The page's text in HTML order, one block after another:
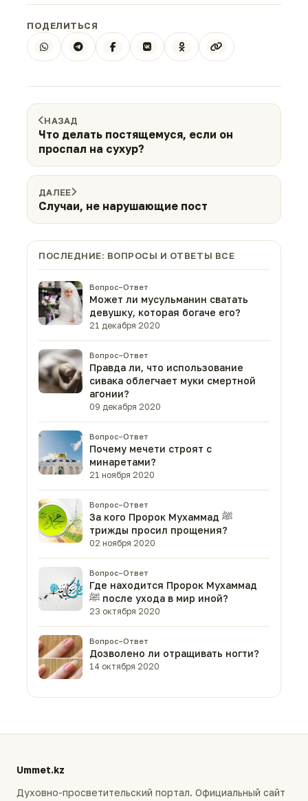
ПОДЕЛИТЬСЯ
НАЗАД
Что делать постящемуся, если он
проспал на сухур?
ДАЛЕЕ
Случаи, не нарушающие пост
ПОСЛЕДНИЕ: ВОПРОСЫ И ОТВЕТЫ ВСЕ
Вопрос–Ответ
Может ли мусульманин сватать
девушку, которая богаче его?
21 декабря 2020
Вопрос–Ответ
Правда ли, что использование
сивака облегчает муки смертной
агонии?
09 декабря 2020
Вопрос–Ответ
Почему мечети строят с
минаретами?
21 ноября 2020
Вопрос–Ответ
За кого Пророк Мухаммад ﷺ
трижды просил прощения?
02 ноября 2020
Вопрос–Ответ
Где находится Пророк Мухаммад
ﷺ после ухода в мир иной?
23 октября 2020
Вопрос–Ответ
Дозволено ли отращивать ногти?
14 октября 2020
Ummet.kz
Духовно-просветительский портал. Официальный сайт